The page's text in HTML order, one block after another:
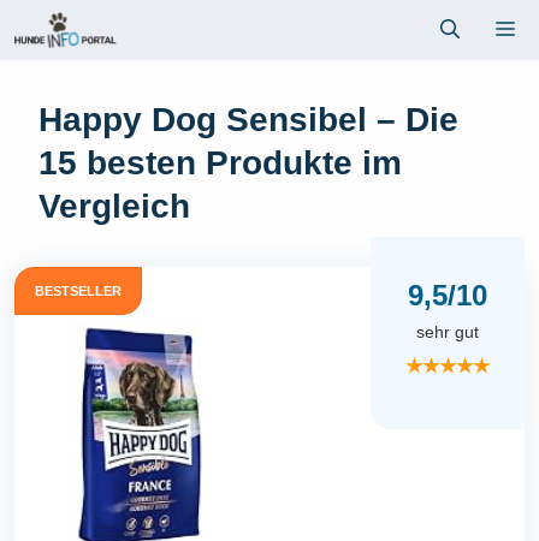
Inhalt
Happy Dog Sensibel – Die
15 besten Produkte im
Vergleich
BESTSELLER 9,5/10
sehr gut
★★★★★